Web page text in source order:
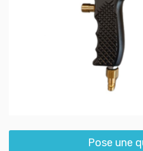
Pose une